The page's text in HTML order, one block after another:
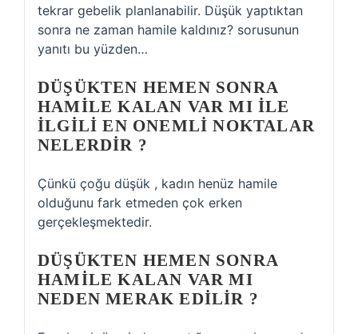
tekrar gebelik planlanabilir. Düşük yaptıktan
sonra ne zaman hamile kaldınız? sorusunun
yanıtı bu yüzden…
DÜŞÜKTEN HEMEN SONRA
HAMILE KALAN VAR MI ILE
ILGILI EN ONEMLI NOKTALAR
NELERDIR ?
Çünkü çoğu düşük , kadın henüz hamile
olduğunu fark etmeden çok erken
gerçekleşmektedir.
DÜŞÜKTEN HEMEN SONRA
HAMILE KALAN VAR MI
NEDEN MERAK EDILIR ?